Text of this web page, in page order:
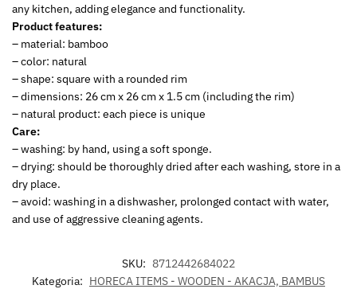
any kitchen, adding elegance and functionality.
Product features:
– material: bamboo
– color: natural
– shape: square with a rounded rim
– dimensions: 26 cm x 26 cm x 1.5 cm (including the rim)
– natural product: each piece is unique
Care:
– washing: by hand, using a soft sponge.
– drying: should be thoroughly dried after each washing, store in a
dry place.
– avoid: washing in a dishwasher, prolonged contact with water,
and use of aggressive cleaning agents.
SKU: 8712442684022
Kategoria: HORECA ITEMS - WOODEN - AKACJA, BAMBUS